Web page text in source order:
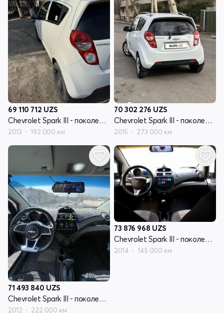
69 110 712 UZS
Chevrolet Spark III - поколение
2013 192 000 км
70 302 276 UZS
Chevrolet Spark III - поколение
2015 273 000 км
71 493 840 UZS
Chevrolet Spark III - поколение
2012 222 000 км
73 876 968 UZS
Chevrolet Spark III - поколение
2014 145 000 км